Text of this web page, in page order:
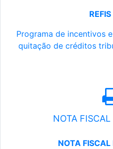
Programa de incentivos
quitação de créditos
NOTA
NOTA